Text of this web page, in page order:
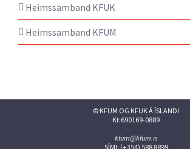
Heimssamband KFUK
Heimssamband KFUM
© KFUM OG KFUK Á ÍSLANDI
Kt:690169-0889
kfum@kfum.is
SÍMI: (+354) 588 8899